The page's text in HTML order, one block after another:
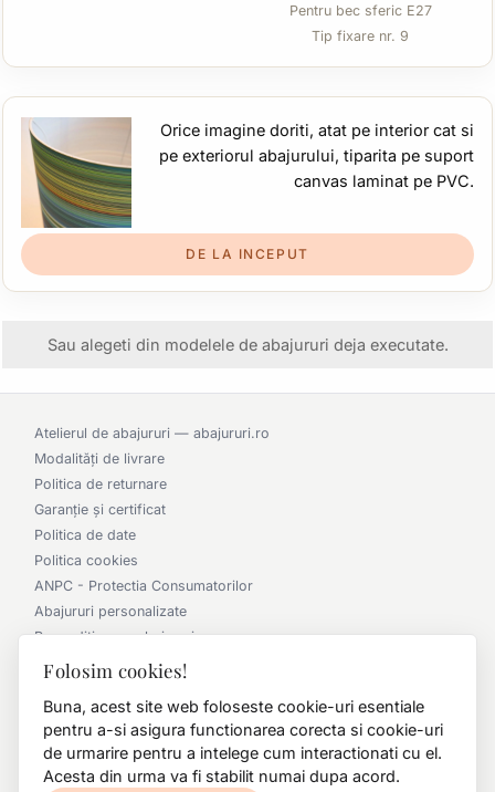
Pentru bec sferic E27
Tip fixare nr. 9
Orice imagine doriti, atat pe interior cat si
pe exteriorul abajurului, tiparita pe suport
canvas laminat pe PVC.
DE LA INCEPUT
Sau alegeti din modelele de abajururi deja executate.
Atelierul de abajururi — abajururi.ro
Modalități de livrare
Politica de returnare
Garanție și certificat
Politica de date
Politica cookies
ANPC - Protectia Consumatorilor
Abajururi personalizate
Recondiționare abajururi
Candelabre la comandă
Album lucrări office
Album lucrări clasic
0790 360 000
Folosim cookies!
Buna, acest site web foloseste cookie-uri esentiale
pentru a-si asigura functionarea corecta si cookie-uri
de urmarire pentru a intelege cum interactionati cu el.
Acesta din urma va fi stabilit numai dupa acord.